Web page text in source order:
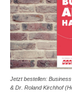
Jetzt bestellen:
& Dr. Roland Kirchhof